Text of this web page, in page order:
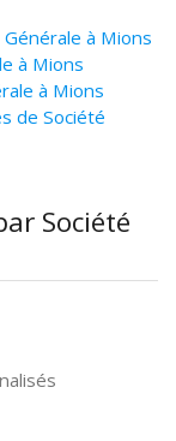
à Mions
à Mions
à Mions
de Société
Société